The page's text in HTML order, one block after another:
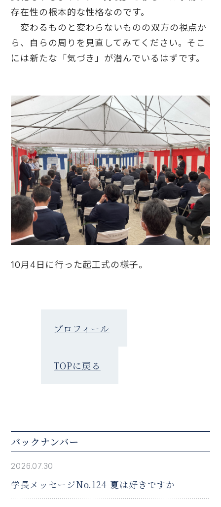
存在性の根本的な性格なのです。
変わるものと変わらないものの双方の視点か
ら、自らの周りを見直してみてください。そこ
には新たな「気づき」が潜んでいるはずです。
10月4日に行った起工式の様子。
プロフィール
TOPに戻る
バックナンバー
2026.07.30
学長メッセージNo.124 夏は好きですか